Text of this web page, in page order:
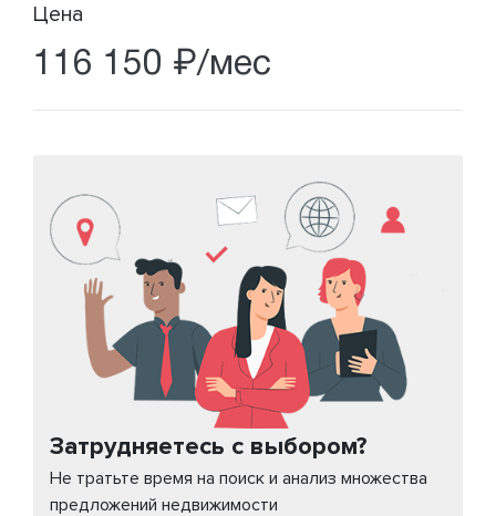
Цена
116 150 ₽/мес
Затрудняетесь с выбором?
Не тратьте время на поиск и анализ множества
предложений недвижимости